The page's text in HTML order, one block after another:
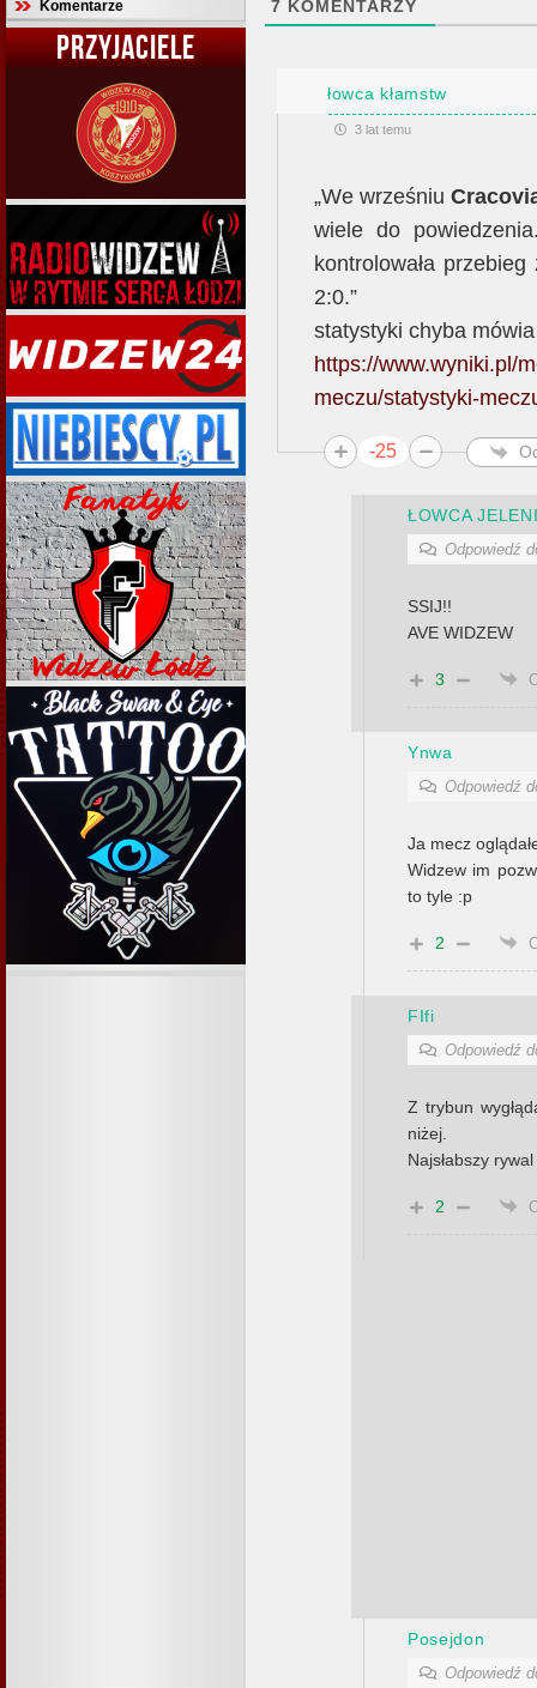
Komentarze
PRZYJACIELE
7 KOMENTARZY
łowca kłamstw
3 lat temu
„We wrześniu
wiele do
kontrolowała
2:0.”
statystyki chyba
https://www.wyniki.pl/
meczu/statystyki-
-25
ŁOWCA
Odpowiedź
SSIJ!!
AVE WIDZEW
3
Ynwa
Odpowiedź
Ja mecz
Widzew im
to tyle :p
2
FIfi
Odpowiedź
Z trybun
niżej.
Najsłabszy
2
Posejdon
Odpowiedź